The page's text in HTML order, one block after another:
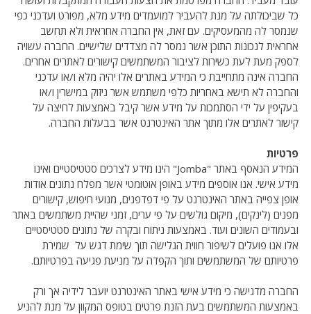
כל שביכולתה על מנת להעביר למועמדים מידע מלא, מפורט ועדכני כפי
שנמסר לה מהמעסיקים. עם זאת, אין החברה אחראית ולא תחשב
אחראית לנכונות התוכן אשר נמסר לה מצדדים שלישיים. החברה עשויה
לספק מעת לעת כשירות לציבור המשתמשים קישורים לאתרים אחרים.
החברה אינה מתחייבת כי המידע באתרים אלו יהיה מלא ו/או עדכני
והחברה לא תישא באחריות כלפי משתמש אשר ניזוק במישרין ו/או
בעקיפין על ידי הסתמכות על מידע אשר קיבל באמצעות לחיצה על
קישור לאתרים אלו מתוך אתר האינטרנט אשר בבעלות החברה.
פרטיות
המידע הנאסף באתר "Jomba" הינו מידע לצרכים סטטיסטיים ואינו
מידע אישי. אנו אוספים מידע באופן אוטומטי אשר מפלח נתונים אודות
אופן צפייה באתר האינטרנט על פי דפדפנים, מנועי חיפוש, קישורים
מפנים (לינקים), מיקום גולשים על פי ערים, זמני שהיית משתמשים באתר
ובעמודים השונים ועוד. באמצעות ניתוח ובקרה של נתונים סטטיסטיים
אלו אנו פועלים לשיפור חווית הגלישה תוך שימת דגש על שמירת
פרטיותם של המשתמשים ותוך הקפדה על מניעת פגיעה בפרטיותם.
החברה מדגישה כי מידע אישי באתר האינטרנט יועבר לידיה אך ורק
באמצעות המשתמשים בעת הזנת פרטים בטופס המקוון על מנת להניע